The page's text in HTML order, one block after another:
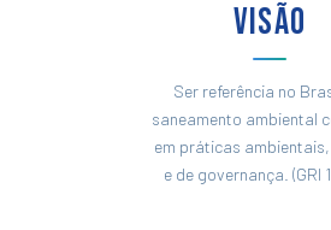
Visão
Ser referência no
saneamento ambiental
em práticas
e de governança. (GRI